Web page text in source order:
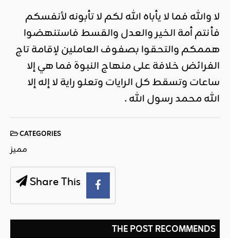
لا والله فما لا يأباه الله لكم لا تأبونه لأنفسكم
فأنتم أمة الخير والعدل والقسط فاستنهضوا
هممكم والتحقوا بصفوف العاملين لإقامة تاج
الفرائض خلافة على منهاج النبوة فما هي إلا
ساعات وتسقط كل الرايات وتعلو راية لا إله إلا
الله محمد رسول الله .
CATEGORIES
مميز
Share This
THE POST RECOMMENDS